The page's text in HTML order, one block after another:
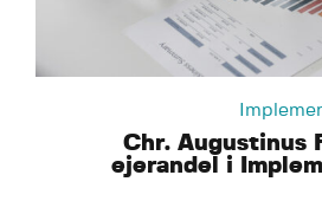
Chr. Augustinus
ejerandel i